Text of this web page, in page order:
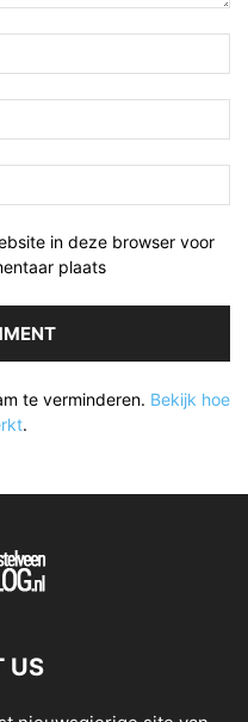
in deze browser voor
plaats
te verminderen. Bekijk hoe
.
US